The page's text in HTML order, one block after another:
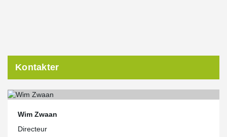
Kontakter
Wim Zwaan
Directeur